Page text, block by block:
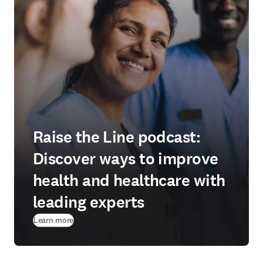
Raise the Line podcast:
Discover ways to improve
health and healthcare with
leading experts
Learn more